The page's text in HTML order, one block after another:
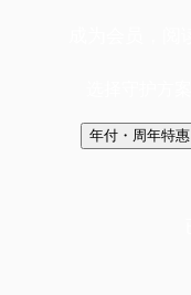
年付・周年特惠